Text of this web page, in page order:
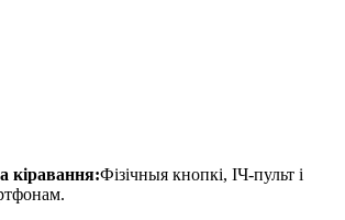
кіравання:Фізічныя кнопкі, ІЧ-пульт і